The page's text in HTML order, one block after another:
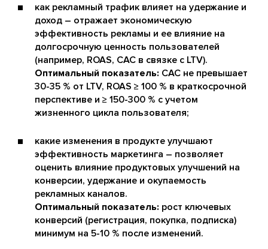
как рекламный трафик влияет на удержание и
доход – отражает экономическую
эффективность рекламы и ее влияние на
долгосрочную ценность пользователей
(например, ROAS, CAC в связке с LTV).
Оптимальный показатель: CAC не превышает
30-35 % от LTV, ROAS ≥ 100 % в краткосрочной
перспективе и ≥ 150-300 % с учетом
жизненного цикла пользователя;
какие изменения в продукте улучшают
эффективность маркетинга – позволяет
оценить влияние продуктовых улучшений на
конверсии, удержание и окупаемость
рекламных каналов.
Оптимальный показатель: рост ключевых
конверсий (регистрация, покупка, подписка)
минимум на 5-10 % после изменений.